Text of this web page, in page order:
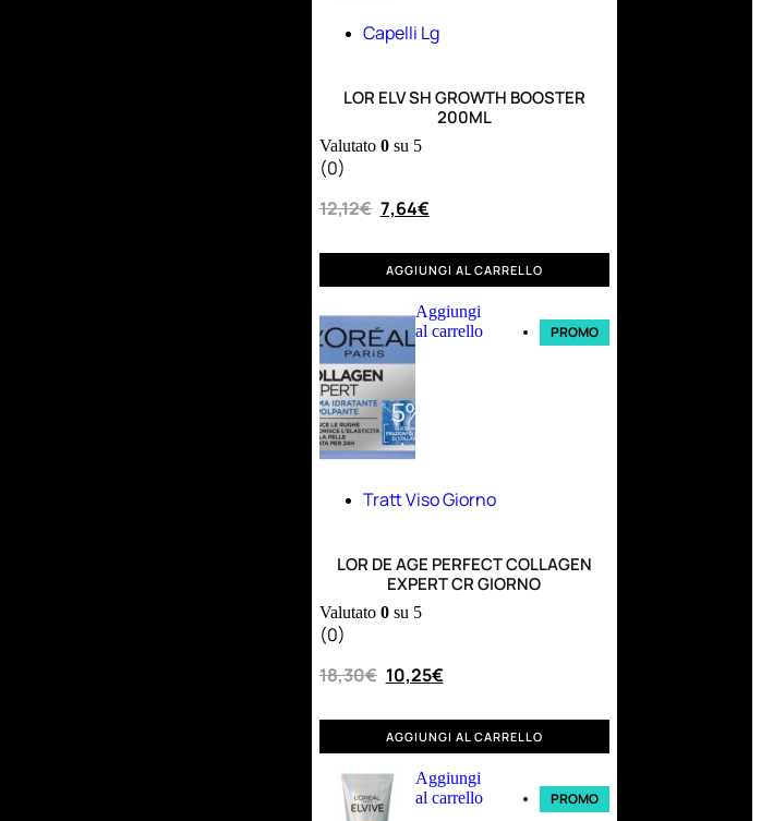
Capelli Lg
LOR ELV SH GROWTH BOOSTER
200ML
Valutato 0su 5
(0)
12,12€ 7,64€
AGGIUNGI AL CARRELLO
Aggiungi
al carrello
PROMO
Tratt Viso Giorno
LOR DE AGE PERFECT COLLAGEN
EXPERT CR GIORNO
Valutato 0su 5
(0)
18,30€ 10,25€
AGGIUNGI AL CARRELLO
Aggiungi
al carrello
PROMO